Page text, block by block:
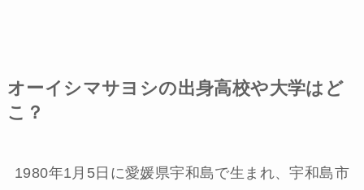
オーイシマサヨシの出身高校や大学はど
こ？
1980年1月5日に愛媛県宇和島で生まれ、宇和島市